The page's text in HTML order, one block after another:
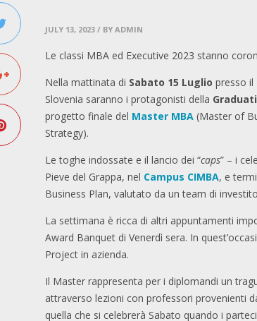
JULY 13, 2023 / BY ADMIN
Le classi MBA ed Executive 2023 stanno
Nella mattinata di Sabato 15 Luglio presso il
Slovenia saranno i protagonisti della
progetto finale del Master MBA (Master of
Strategy).
Le toghe indossate e il lancio dei “caps” – i
Pieve del Grappa, nel Campus CIMBA, e
Business Plan, valutato da un team di
La settimana è ricca di altri appuntamenti
Award Banquet di Venerdì sera. In
Project in azienda.
Il Master rappresenta per i diplomandi un
attraverso lezioni con professori provenienti
quella che si celebrerà Sabato quando i